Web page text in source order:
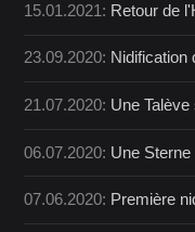
15.01.2021: Retour de
23.09.2020: Nidification
21.07.2020: Une
06.07.2020: Une
07.06.2020: Première